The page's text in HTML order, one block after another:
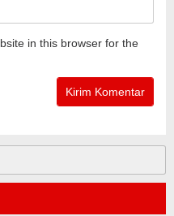
in this browser for the